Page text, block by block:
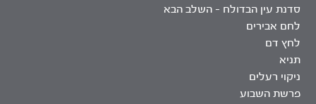
סדנת עין הבדולח – השלב הבא
לחם אבירים
לחץ דם
תניא
ניקוי רעלים
פרשת השבוע